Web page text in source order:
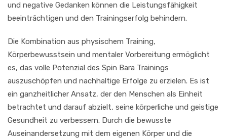
und negative Gedanken können die Leistungsfähigkeit
beeinträchtigen und den Trainingserfolg behindern.
Die Kombination aus physischem Training,
Körperbewusstsein und mentaler Vorbereitung ermöglicht
es, das volle Potenzial des Spin Bara Trainings
auszuschöpfen und nachhaltige Erfolge zu erzielen. Es ist
ein ganzheitlicher Ansatz, der den Menschen als Einheit
betrachtet und darauf abzielt, seine körperliche und geistige
Gesundheit zu verbessern. Durch die bewusste
Auseinandersetzung mit dem eigenen Körper und die